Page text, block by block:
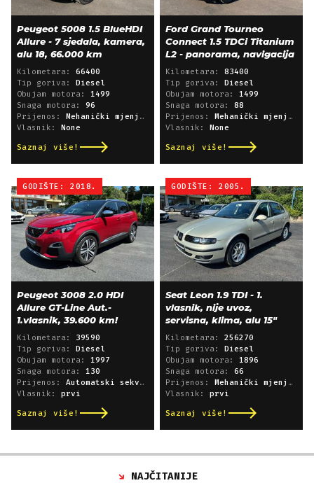
Peugeot 5008 1.5 BlueHDI
Allure - 7 sjedala, kamera,
alu 18, 66.000 km
Kilometara: 66400
Tip goriva: Diesel
Obujam motora: 1499
Snaga motora: 96
Prijenos: Mehanički mjenjač
Vlasnik: None
Saznaj više!
Ford Grand Tourneo
Connect 1.5 TDCi Titanium
L2 - panorama, navigacija
Kilometara: 83400
Tip goriva: Diesel
Obujam motora: 1499
Snaga motora: 88
Prijenos: Mehanički mjenjač
Vlasnik: None
Saznaj više!
GODIŠTE: 2018.
Peugeot 3008 2.0 HDI
Allure GT-Line Aut.-
1.vlasnik, 39.600 km!
Kilometara: 39590
Tip goriva: Diesel
Obujam motora: 1997
Snaga motora: 130
Prijenos: Automatski sekvencijski
Vlasnik: prvi
Saznaj više!
GODIŠTE: 2005.
Seat Leon 1.9 TDI - 1.
vlasnik, nije uvoz,
servisna, klima, alu 15"
Kilometara: 256270
Tip goriva: Diesel
Obujam motora: 1896
Snaga motora: 66
Prijenos: Mehanički mjenjač
Vlasnik: prvi
Saznaj više!
NAJČITANIJE